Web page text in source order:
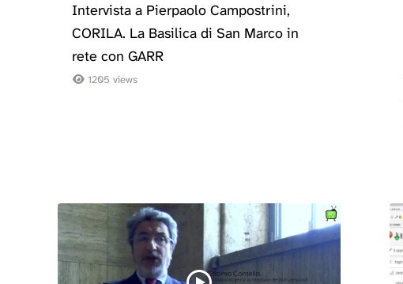
Intervista a Pierpaolo Campostrini,
CORILA. La Basilica di San Marco in
rete con GARR
1205 views